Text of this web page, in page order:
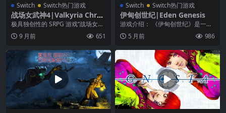
Switch Switch热门游戏
战场女武神4|Valkyria Chron
icles 4中文
极具独创性的 SRPG 游戏“战场女武
神”，在全世界创下累计贩售 100 万
套以...9 月前 651
Switch Switch热门游戏
伊甸创世纪|Eden Genesis
游戏介绍： 《伊甸创世纪》是一款
專注於快節奏考驗、快速反應和豐
富故事的平台遊戲，...
5 月前 986